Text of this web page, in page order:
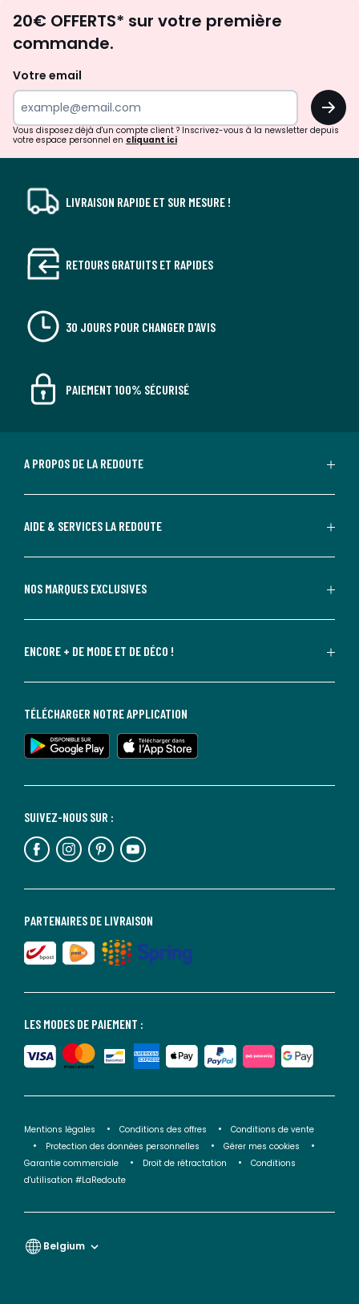
d'inspirations
surprises?
20€ OFFERTS* sur votre première
commande.
Votre email
OK
Vous disposez déjà d'un compte client ? Inscrivez-vous à la newsletter depuis
votre espace personnel en cliquant ici
LIVRAISON RAPIDE ET SUR MESURE !
RETOURS GRATUITS ET RAPIDES
30 JOURS POUR CHANGER D'AVIS
PAIEMENT 100% SÉCURISÉ
A PROPOS DE LA REDOUTE
AIDE & SERVICES LA REDOUTE
NOS MARQUES EXCLUSIVES
ENCORE + DE MODE ET DE DÉCO !
LES MODES DE PAIEMENT :
PARTENAIRES DE LIVRAISON
SUIVEZ-NOUS SUR :
TÉLÉCHARGER NOTRE APPLICATION
Mentions légales Conditions des offres
Conditions de vente
Protection des données personnelles
Gérer mes cookies
Garantie commerciale
Droit de rétractation
Conditions
d'utilisation #LaRedoute
Belgium